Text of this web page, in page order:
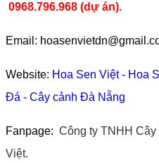
0968.796.968 (dự án).
Email:
Website: Hoa Sen Việt- Hoa
Đá - Cây cảnh Đà Nẵng
Fanpage: Công ty TNHH
Việt.